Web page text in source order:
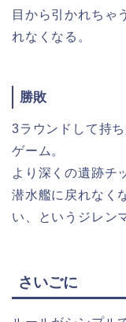
目から引かれちゃ
れなくなる。
勝敗
3ラウンドして持
ゲーム。
より深くの遺跡チ
潜水艦に戻れなく
い、というジレン
さいごに